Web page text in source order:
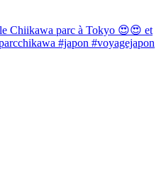
Chiikawa parc à Tokyo 😍😍 et
#japon #voyagejapon